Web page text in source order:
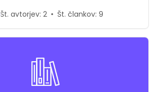
Št. avtorjev: 2 Št. člankov: 9